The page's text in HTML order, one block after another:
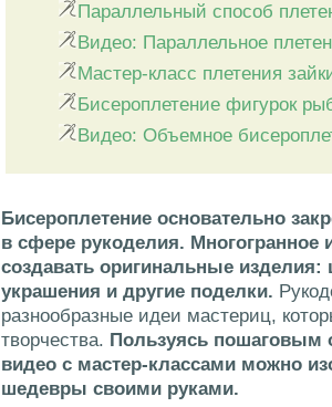
Параллельный способ
Видео: Параллельное
Мастер-класс плетения
Бисероплетение фигурок
Видео: Объемное
Бисероплетение основательно
в сфере рукоделия. Многогранное
создавать оригинальные
украшения и другие поделки.
разнообразные идеи мастериц,
творчества. Пользуясь пошаговым
видео с мастер-классами можно
шедевры своими руками.